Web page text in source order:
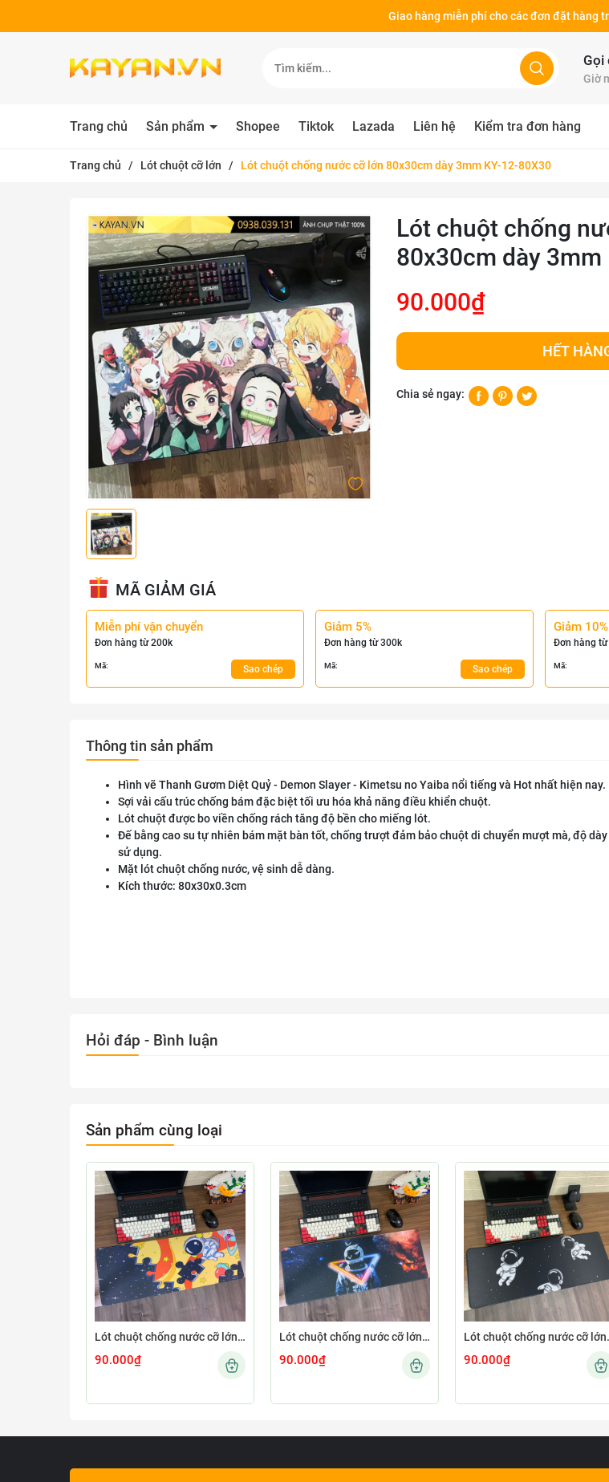
Giao hàng miễn phí cho các đơn đặt hàng
Gọi
Giờ
Trang chủ Sản phẩm Shopee Tiktok Lazada Liên hệ Kiểm tra đơn hàng
Trang chủ / Lót chuột cỡ lớn / Lót chuột chống nước cỡ lớn 80x30cm dày 3mm KY-12-80X30
Lót chuột chống
80x30cm dày 3mm
90.000₫
HẾT
Chia sẻ ngay:
MÃ GIẢM GIÁ
Miễn phí vận chuyển
Đơn hàng từ 200k
Mã: Sao chép
Giảm 5%
Đơn hàng từ 300k
Mã: Sao chép
Giảm 10%
Đơn hàng từ
Mã:
Thông tin sản phẩm
Hình vẽ Thanh Gươm Diệt Quỷ - Demon Slayer - Kimetsu no Yaiba nổi tiếng và Hot nhất hiện nay.
Sợi vải cấu trúc chống bám đặc biệt tối ưu hóa khả năng điều khiển chuột.
Lót chuột được bo viền chống rách tăng độ bền cho miếng lót.
Đế bằng cao su tự nhiên bám mặt bàn tốt, chống trượt đảm bảo chuột di chuyển mượt mà, độ
sử dụng.
Mặt lót chuột chống nước, vệ sinh dễ dàng.
Kích thước: 80x30x0.3cm
Hỏi đáp - Bình luận
Sản phẩm cùng loại
Lót chuột chống nước cỡ lớn 80x30cm dày 3mm ASTRO-03-80X30
90.000₫
Lót chuột chống nước cỡ lớn 80x30cm dày 3mm ASTRO-02-80X30
90.000₫
Lót chuột
90.000₫